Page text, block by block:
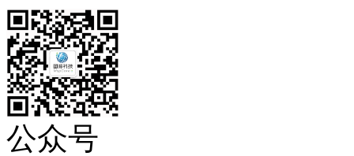
公众号